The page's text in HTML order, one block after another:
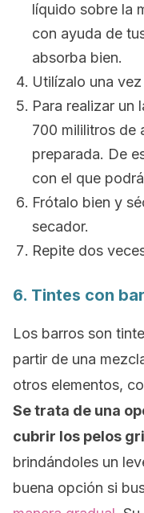
líquido sobre la
con ayuda de
absorba bien.
Utilízalo una
Para realizar un
700 mililitros de
preparada. De
con el que
Frótalo bien y
secador.
Repite dos
6. Tintes con
Los barros son
partir de una
otros elementos,
Se trata de una
cubrir los pelos
brindándoles un
buena opción si